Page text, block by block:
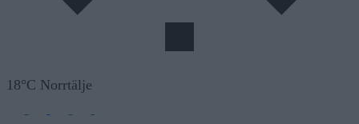
18°C Norrtälje